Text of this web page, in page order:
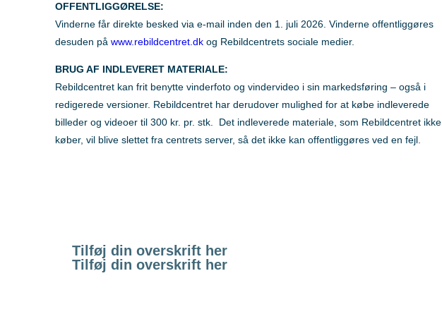
OFFENTLIGGØRELSE:
Vinderne får direkte besked via e-mail inden den 1. juli 2026. Vinderne offentliggøres
desuden på www.rebildcentret.dk og Rebildcentrets sociale medier.
BRUG AF INDLEVERET MATERIALE:
Rebildcentret kan frit benytte vinderfoto og vindervideo i sin markedsføring – også i
redigerede versioner. Rebildcentret har derudover mulighed for at købe indleverede
billeder og videoer til 300 kr. pr. stk. Det indleverede materiale, som Rebildcentret ikke
køber, vil blive slettet fra centrets server, så det ikke kan offentliggøres ved en fejl.
Tilføj din overskrift her
Tilføj din overskrift her